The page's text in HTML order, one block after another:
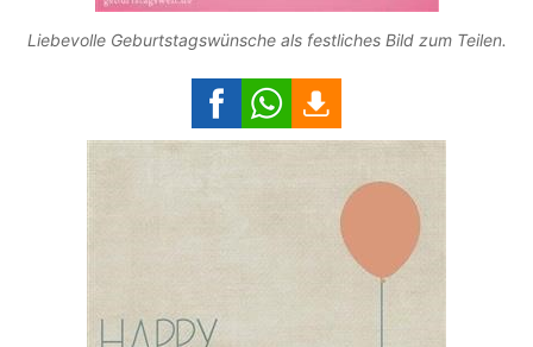
Liebevolle Geburtstagswünsche als festliches Bild zum Teilen.